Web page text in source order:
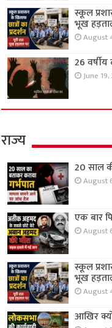
स्कूल
भूख
August
26
June
राज्य
20 साल
August
एक बार
August
स्कूल
भूख
August
आखिर